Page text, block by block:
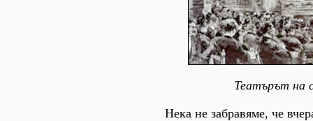
Театърът на
Нека не забравяме, че